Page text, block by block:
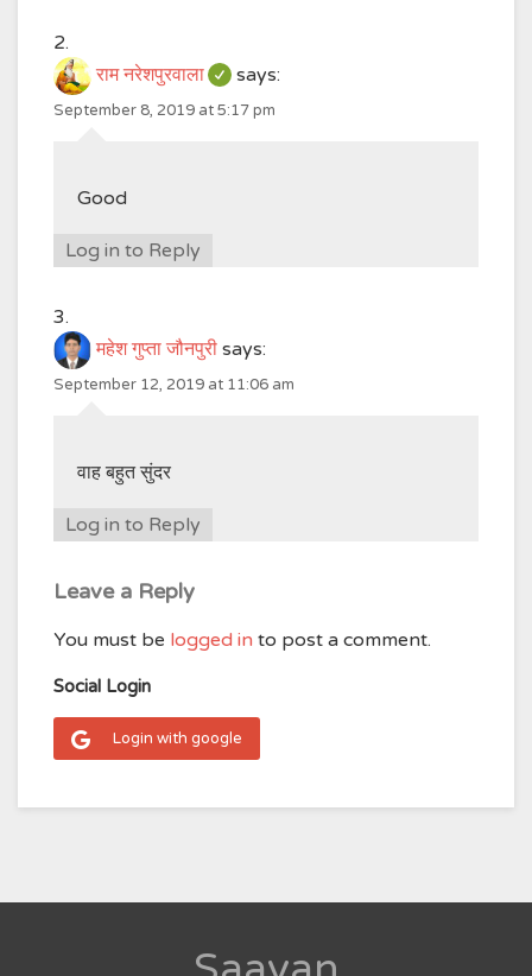
राम नरेशपुरवाला says:
September 8, 2019 at 5:17 pm
Good
Log in to Reply
महेश गुप्ता जौनपुरी says:
September 12, 2019 at 11:06 am
वाह बहुत सुंदर
Log in to Reply
Leave a Reply
You must be logged in to post a comment.
Social Login
Login with google